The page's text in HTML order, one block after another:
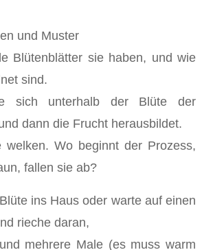
und Muster
sie haben, und wie
sind.
unterhalb der Blüte der
dann die Frucht herausbildet.
Wo beginnt der Prozess,
fallen sie ab?
ins Haus oder warte auf einen
rieche daran,
mehrere Male (es muss warm